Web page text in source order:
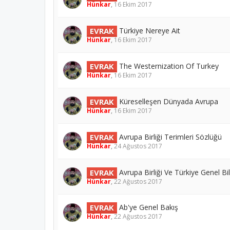
Hünkar,16 Ekim 2017
EVRAK Türkiye Nereye Ait
Hünkar,16 Ekim 2017
EVRAK The Westernization Of Turkey
Hünkar,16 Ekim 2017
EVRAK Küreselleşen Dünyada Avrupa
Hünkar,16 Ekim 2017
EVRAK Avrupa Birliği Terimleri Sözlüğü
Hünkar,24 Ağustos 2017
EVRAK Avrupa Birliği Ve Türkiye Genel
Hünkar,22 Ağustos 2017
EVRAK Ab'ye Genel Bakış
Hünkar,22 Ağustos 2017